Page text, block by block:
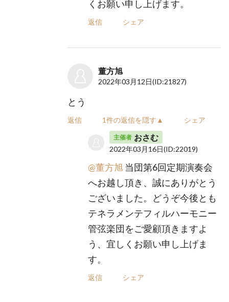
くお願い申し上げます。
返信 シェア
董方旭
2022年03月12日(ID:21827)
とう
返信 1件の返信を隠す▲ シェア
主催者 おさむ
2022年03月16日(ID:22019)
@董方旭当団第6回定期演奏会
へお越し頂き、誠にありがとう
ございました。どうぞ今後とも
テネラメンテフィルハーモニー
管弦楽団をご愛顧頂きますよ
う、宜しくお願い申し上げま
す。
返信 シェア